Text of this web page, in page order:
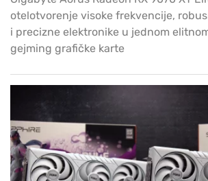
otelotvorenje visoke frekvencije,
i precizne elektronike u jednom
gejming grafičke karte